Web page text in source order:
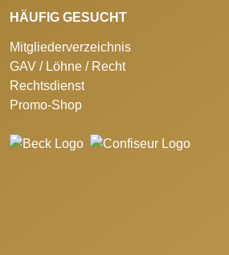
HÄUFIG GESUCHT
Mitgliederverzeichnis
GAV / Löhne / Recht
Rechtsdienst
Promo-Shop